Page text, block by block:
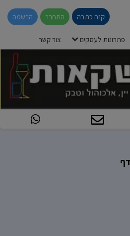
קנה כתבה התחבר הרשמה
פתרונות לעסקים צור קשר